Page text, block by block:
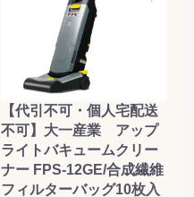
【代引不可・個人宅配送
不可】大一産業 アップ
ライトバキュームクリー
ナー FPS-12GE/合成繊維
フィルターバッグ10枚入